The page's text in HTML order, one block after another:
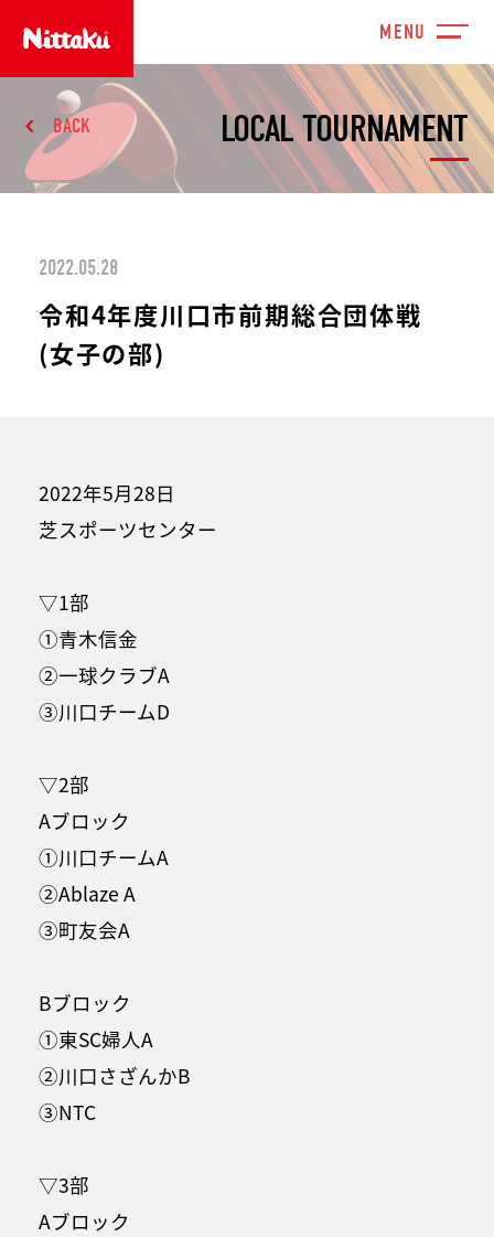
LOCAL TOURNAMENT
BACK
2022.05.28
令和4年度川口市前期総合団体戦
(女子の部)
2022年5月28日
芝スポーツセンター
▽1部
①青木信金
②一球クラブA
③川口チームD
▽2部
Aブロック
①川口チームA
②Ablaze A
③町友会A
Bブロック
①東SC婦人A
②川口さざんかB
③NTC
▽3部
Aブロック